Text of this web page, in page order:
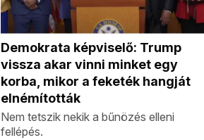
Demokrata képviselő: Trump
vissza akar vinni minket egy
korba, mikor a feketék hangját
elnémították
Nem tetszik nekik a bűnözés elleni
fellépés.